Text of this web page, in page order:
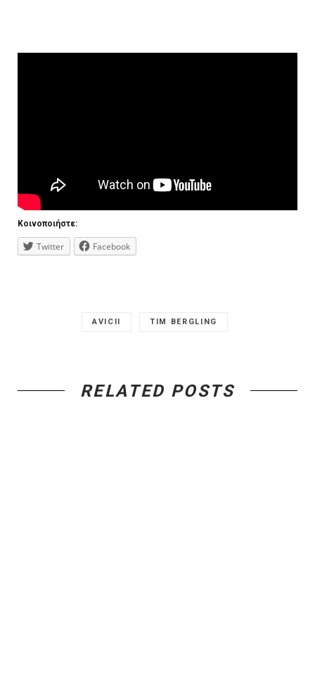
Κοινοποιήστε:
Twitter Facebook
AVICII TIM BERGLING
RELATED POSTS